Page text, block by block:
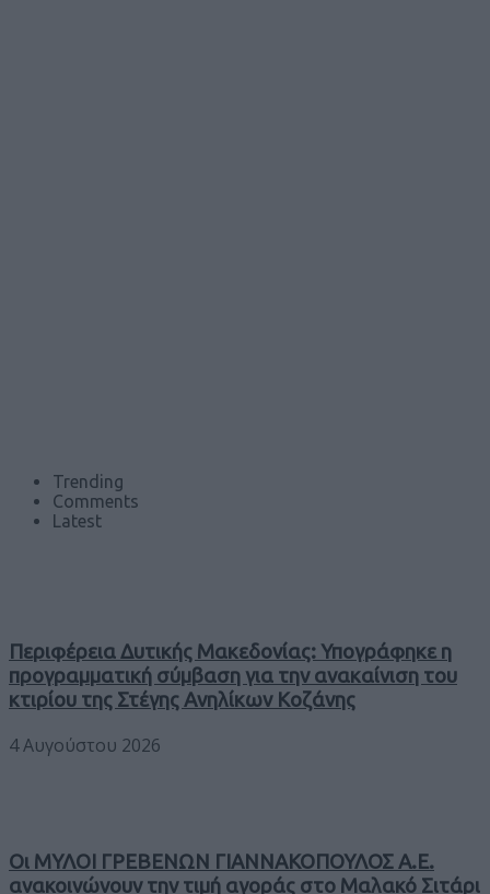
Trending
Comments
Latest
Περιφέρεια Δυτικής Μακεδονίας: Υπογράφηκε η
προγραμματική σύμβαση για την ανακαίνιση του
κτιρίου της Στέγης Ανηλίκων Κοζάνης
4 Αυγούστου 2026
Οι ΜΥΛΟΙ ΓΡΕΒΕΝΩΝ ΓΙΑΝΝΑΚΟΠΟΥΛΟΣ Α.Ε.
ανακοινώνουν την τιμή αγοράς στο Μαλακό Σιτάρι